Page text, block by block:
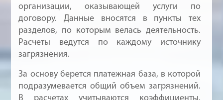
организации, оказывающей услуги по
договору. Данные вносятся в пункты тех
разделов, по которым велась деятельность.
Расчеты ведутся по каждому источнику
загрязнения.
За основу берется платежная база, в которой
подразумевается общий объем загрязнений.